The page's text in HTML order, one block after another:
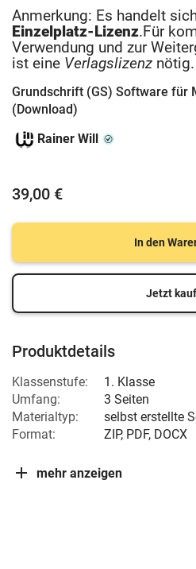
Anmerkung: Es handelt
Einzelplatz-Lizenz.Für
Verwendung und zur
ist eine Verlagslizenz nötig.
Grundschrift (GS) Software für
(Download)
Rainer Will
39,00 €
In den
Jetzt
Produktdetails
Klassenstufe:
1. Klasse
Umfang:
3 Seiten
Materialtyp:
selbst erstellte
Format:
ZIP, PDF, DOCX
mehr anzeigen